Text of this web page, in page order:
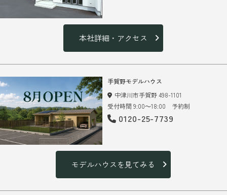
本社詳細・アクセス
手賀野モデルハウス
中津川市手賀野 498-1101
受付時間 9:00～18:00 予約制
0120-25-7739
モデルハウスを見てみる